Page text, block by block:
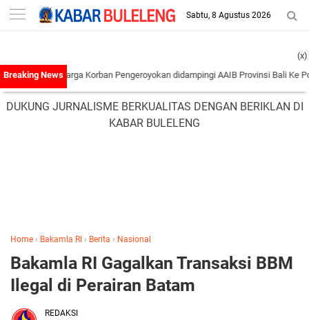
-->
Sabtu, 8 Agustus 2026
Keluarga Korban Pengeroyokan didampingi AAIB Provinsi Bali Ke Polres
(x)
DUKUNG JURNALISME BERKUALITAS DENGAN BERIKLAN DI
KABAR BULELENG
Home › Bakamla RI › Berita › Nasional
Bakamla RI Gagalkan Transaksi BBM
Ilegal di Perairan Batam
REDAKSI